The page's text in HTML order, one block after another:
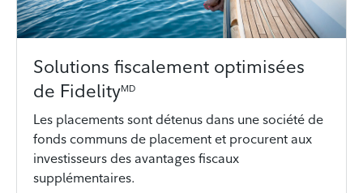
Solutions fiscalement optimisées
de FidelityMD
Les placements sont détenus dans une société de
fonds communs de placement et procurent aux
investisseurs des avantages fiscaux
supplémentaires.